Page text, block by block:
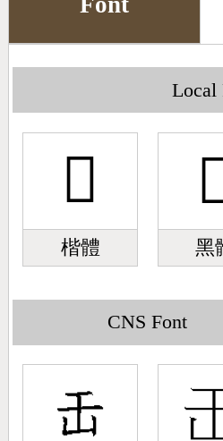
Local
𠙻
楷體 黑
CNS Font